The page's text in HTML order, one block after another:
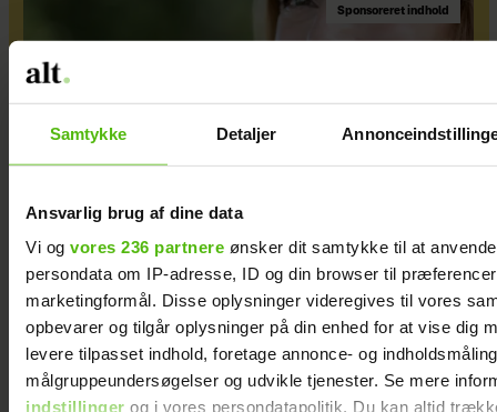
Samtykke Detaljer
Ansvarlig brug af dine data
Vi og vores 236 partnere ønsker dit samtykke til at
persondata om IP-adresse, ID og din browser til
marketingformål. Disse oplysninger videregives til vores
opbevarer og tilgår oplysninger på din enhed for at vise dig
levere tilpasset indhold, foretage annonce- og
målgruppeundersøgelser og udvikle tjenester. Se mere
indstillinger og i vores persondatapolitik. Du kan altid
Sponsoreret indhold
Find dit perfekte match: Kosttilskud
skræddersyet til dit liv og dine behov